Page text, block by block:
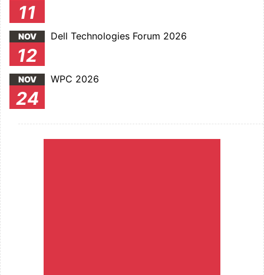
11
NOV
12
Dell Technologies Forum 2026
NOV
24
WPC 2026